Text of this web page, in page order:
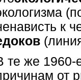
к
те же 1960-
от